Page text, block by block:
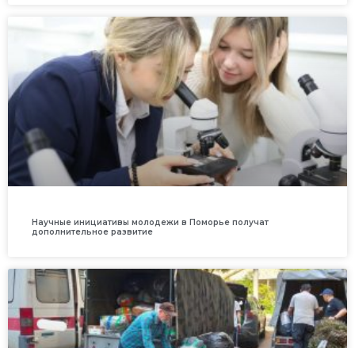
Научные инициативы молодежи в Поморье получат
дополнительное развитие